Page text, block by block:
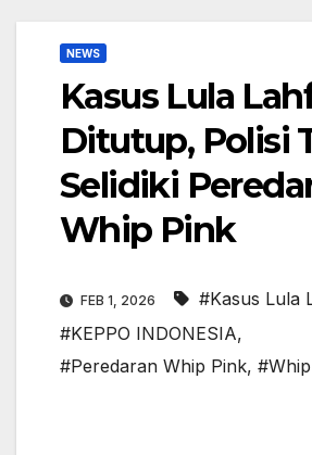
NEWS
Kasus Lula
Ditutup, Polisi
Selidiki
Whip Pink
FEB 1, 2026 #Kasus Lula
#KEPPO INDONESIA,
#Peredaran Whip Pink,